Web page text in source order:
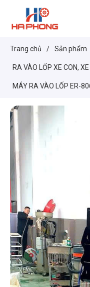
Trang chủ / Sản phẩm
RA VÀO LỐP XE CON,
MÁY RA VÀO LỐP ER-